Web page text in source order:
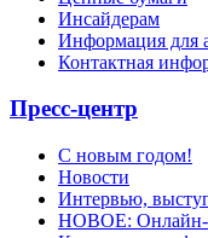
Инсайдерам
Информация для
Контактная
Пресс-центр
С новым годом!
Новости
Интервью,
НОВОЕ: Онлайн-